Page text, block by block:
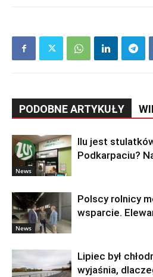
PODOBNE ARTYKUŁY
News
Ilu jest
Podkarpaciu?
News
Polscy rolnicy
wsparcie.
Lipiec był
wyjaśnia,